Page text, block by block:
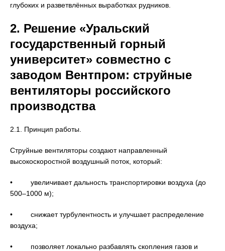
глубоких и разветвлённых выработках рудников.
2. Решение «Уральский
государственный горный
университет» совместно с
заводом Вентпром: струйные
вентиляторы российского
производства
2.1. Принцип работы.
Струйные вентиляторы создают направленный
высокоскоростной воздушный поток, который:
• увеличивает дальность транспортировки воздуха (до
500–1000 м);
• снижает турбулентность и улучшает распределение
воздуха;
• позволяет локально разбавлять скопления газов и